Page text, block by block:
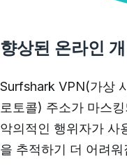
향상된 온라인
Surfshark VPN(가상
로토콜) 주소가 마스
악의적인 행위자가 사
을 추적하기 더 어려워